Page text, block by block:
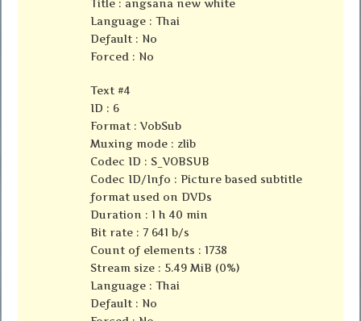
Title : angsana new white
Language : Thai
Default : No
Forced : No
Text #4
ID : 6
Format : VobSub
Muxing mode : zlib
Codec ID : S_VOBSUB
Codec ID/Info : Picture based subtitle
format used on DVDs
Duration : 1 h 40 min
Bit rate : 7 641 b/s
Count of elements : 1738
Stream size : 5.49 MiB (0%)
Language : Thai
Default : No